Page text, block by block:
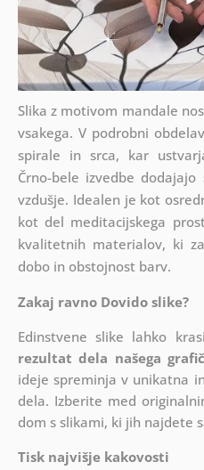
Slika z motivom mandale
vsakega. V podrobni
spirale in srca, kar
Črno-bele izvedbe
vzdušje. Idealen je kot
kot del meditacijskega
kvalitetnih materialov, ki
dobo in obstojnost barv.
Zakaj ravno Dovido slike?
Edinstvene slike lahko
rezultat dela našega
ideje spreminja v unikatna
dela. Izberite med
dom s slikami, ki jih najdete
Tisk najvišje kakovosti